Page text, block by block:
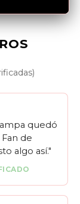
quedó
de
algo así."